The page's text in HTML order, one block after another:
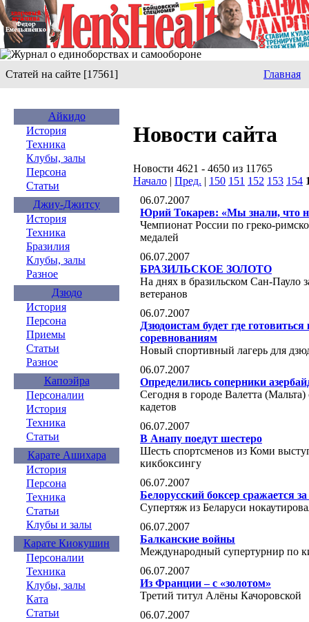
Статей на сайте [17561] Главная
Айкидо
История
Техника
Клубы, залы
Персона
Статьи
Джиу-Джитсу
История
Техника
Бразилия
Клубы, залы
Разное
Дзюдо
История
Персона
Приемы
Статьи
Разное
Капоэйра
Персоналии
История
Техника
Статьи
Карате Ашихара
История
Персона
Техника
Статьи
Клубы и залы
Карате Киокушин
Персоналии
Техника
Клубы, залы
Ката
Статьи
Новости сайта
Новости 4621 - 4650 из 11765
Начало | Пред. | 150 151 152 153 154
06.07.2007
Юрий Токарев: «Мы знали, что
Чемпионат России по греко-
медалей
06.07.2007
БРАЗИЛЬСКОЕ ЗОЛОТО
На днях в бразильском Сан-Пауло
ветеранов
06.07.2007
Дзюдоистам будет где
соревнованиям
Новый спортивный лагерь для
06.07.2007
Определились соперники
Сегодня в городе Валетта
кадетов
06.07.2007
В Анапу поедут шестеро
Шесть спортсменов из Коми
кикбоксингу
06.07.2007
Белорусский боксер сражается
Супертяж из Беларуси
06.07.2007
Балканские войны
Международный супертурнир по
06.07.2007
Из Франции – с «золотом»
Третий титул Алёны Качоровской
06.07.2007